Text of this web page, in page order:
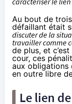
Au bout de
défaillant était
discuter de la
travailler comme
de plus, et
cour, ces
aux obligations
en outre libre
Le lien